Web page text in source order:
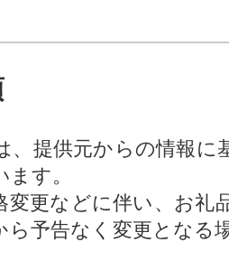
提供元からの情報に
す。
更などに伴い、お礼
ら予告なく変更となる